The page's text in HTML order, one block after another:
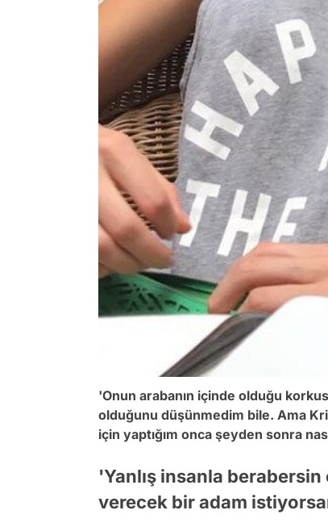
'Onun arabanın içinde olduğu
olduğunu düşünmedim bile. Ama
için yaptığım onca şeyden sonra
'Yanlış insanla
verecek bir adam